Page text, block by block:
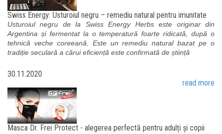
Swiss Energy: Usturoiul negru – remediu natural pentru imunitate
Usturoiul negru de la Swiss Energy Herbs este originar din
Argentina și fermentat la o temperatură foarte ridicată, după o
tehnică veche coreeană. Este un remediu natural bazat pe o
tradiție seculară a cărui eficiență este confirmată de știință
30.11.2020
read more
Masca Dr. Frei Protect - alegerea perfectă pentru adulți și copii